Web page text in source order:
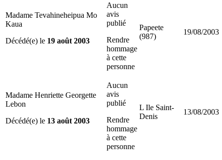
Madame Tevahineheipua Mo
Kaua
Décédé(e) le 19 août 2003
Aucun
avis
publié
Rendre
hommage
à cette
personne
Papeete
(987)
19/08/2003
Madame Henriette Georgette
Lebon
Décédé(e) le 13 août 2003
Aucun
avis
publié
Rendre
hommage
à cette
personne
L Ile Saint-
Denis
13/08/2003